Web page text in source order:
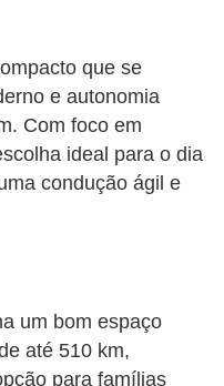
que se
e autonomia
Com foco em
ideal para o dia
condução ágil e
um bom espaço
até 510 km,
para famílias